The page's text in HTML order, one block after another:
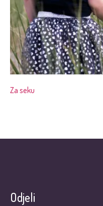
Za seku
Odjeli